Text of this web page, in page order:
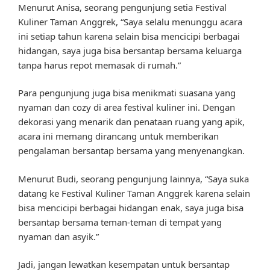
Menurut Anisa, seorang pengunjung setia Festival
Kuliner Taman Anggrek, “Saya selalu menunggu acara
ini setiap tahun karena selain bisa mencicipi berbagai
hidangan, saya juga bisa bersantap bersama keluarga
tanpa harus repot memasak di rumah.”
Para pengunjung juga bisa menikmati suasana yang
nyaman dan cozy di area festival kuliner ini. Dengan
dekorasi yang menarik dan penataan ruang yang apik,
acara ini memang dirancang untuk memberikan
pengalaman bersantap bersama yang menyenangkan.
Menurut Budi, seorang pengunjung lainnya, “Saya suka
datang ke Festival Kuliner Taman Anggrek karena selain
bisa mencicipi berbagai hidangan enak, saya juga bisa
bersantap bersama teman-teman di tempat yang
nyaman dan asyik.”
Jadi, jangan lewatkan kesempatan untuk bersantap